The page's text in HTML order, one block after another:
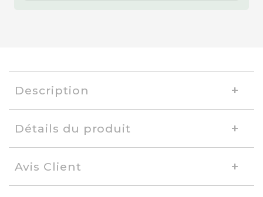
Description
Détails du produit
Avis Client